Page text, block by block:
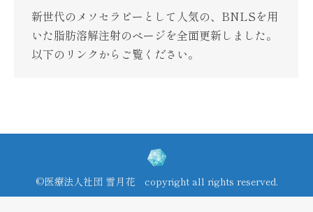
新世代のメソセラピーとして人気の、BNLSを用
いた脂肪溶解注射のページを全面更新しました。
以下のリンクからご覧ください。
©医療法人社団 雪月花 copyright all rights reserved.